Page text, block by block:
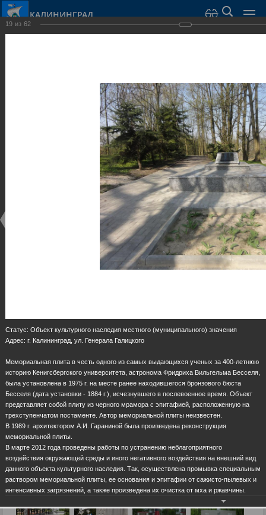
КАЛИНИНГРАД
Скульптуры и мемориалы
19 из 62
Статус: Объект культурного наследия местного (муниципального) значения
Адрес: г. Калининград, ул. Генерала Галицкого
Мемориальная плита в честь одного из самых выдающихся ученых за 400-летнюю
историю Кенигсбергского университета, астронома Фридриха Вильгельма Бесселя,
была установлена в 1975 г. на месте ранее находившегося бронзового бюста
Бесселя (дата установки - 1884 г.), исчезнувшего в послевоенное время. Объект
представляет собой плиту из черного мрамора с эпитафией, расположенную на
трехступенчатом постаменте. Автор мемориальной плиты неизвестен.
В 1989 г. архитектором А.И. Гараниной была произведена реконструкция
мемориальной плиты.
В марте 2012 года проведены работы по устранению неблагоприятного
воздействия окружающей среды и иного негативного воздействия на внешний вид
данного объекта культурного наследия. Так, осуществлена промывка специальным
раствором мемориальной плиты, ее основания и эпитафии от сажисто-пылевых и
интенсивных загрязнений, а также произведена их очистка от мха и ржавчины.